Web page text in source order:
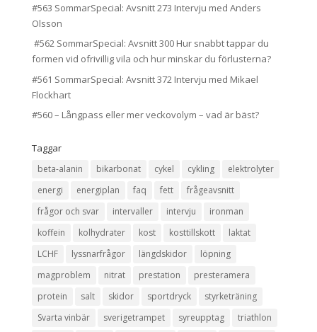
#563 SommarSpecial: Avsnitt 273 Intervju med Anders
Olsson
#562 SommarSpecial: Avsnitt 300 Hur snabbt tappar du
formen vid ofrivillig vila och hur minskar du förlusterna?
#561 SommarSpecial: Avsnitt 372 Intervju med Mikael
Flockhart
#560 – Långpass eller mer veckovolym – vad är bäst?
Taggar
beta-alanin bikarbonat cykel cykling
elektrolyter
energi
energiplan faq fett
frågeavsnitt
frågor och svar
intervaller intervju
ironman
koffein
kolhydrater kost kosttillskott
laktat
LCHF
lyssnarfrågor längdskidor
löpning
magproblem
nitrat prestation
presteramera
protein
salt skidor sportdryck
styrketräning
Svarta vinbär
sverigetrampet syreupptag triathlon